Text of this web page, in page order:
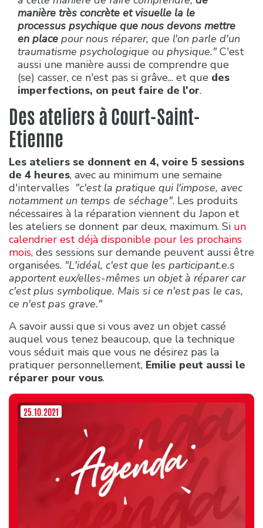
manière très concrète et visuelle la le
processus psychique que nous devons mettre
en place pour nous réparer, que l'on parle d'un
traumatisme psychologique ou physique."C'est
aussi une manière aussi de comprendre que
(se) casser, ce n'est pas si grâve... et que des
imperfections, on peut faire de l'or.
Des ateliers à Court-Saint-
Etienne
Les ateliers se donnent en 4, voire 5 sessions
de 4 heures, avec au minimum une semaine
d'intervalles "c'est la pratique qui l'impose, avec
notamment un temps de séchage". Les produits
nécessaires à la réparation viennent du Japon et
les ateliers se donnent par deux, maximum. Si un
calendrier est déjà disponible pour les prochains
mois, des sessions sur demande peuvent aussi être
organisées. "L'idéal, c'est que les participant.e.s
apportent eux/elles-mêmes un objet à réparer car
c'est plus symbolique. Mais si ce n'est pas le cas,
ce n'est pas grave."
A savoir aussi que si vous avez un objet cassé
auquel vous tenez beaucoup, que la technique
vous séduit mais que vous ne désirez pas la
pratiquer personnellement, Emilie peut aussi le
réparer pour vous.
25.10.2021